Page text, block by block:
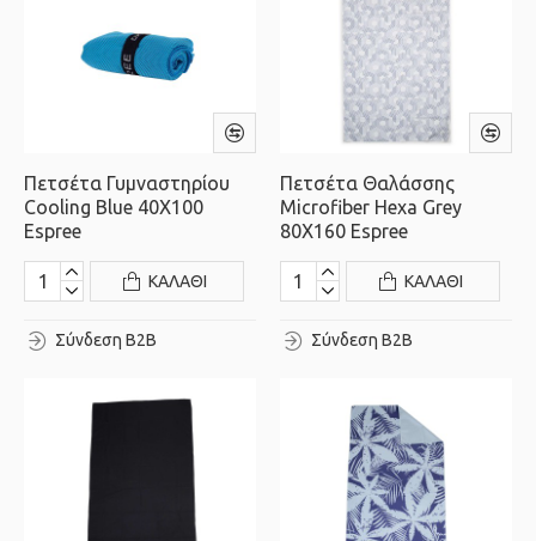
Πετσέτα Γυμναστηρίου
Cooling Blue 40X100
Espree
ΚΑΛΆΘΙ
Σύνδεση B2B
Πετσέτα Θαλάσσης
Microfiber Hexa Grey
80X160 Espree
ΚΑΛΆΘΙ
Σύνδεση B2B